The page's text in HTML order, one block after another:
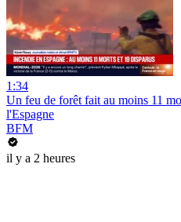
1:34
Un feu de forêt fait au moins 11
l'Espagne
BFM
il y a 2 heures